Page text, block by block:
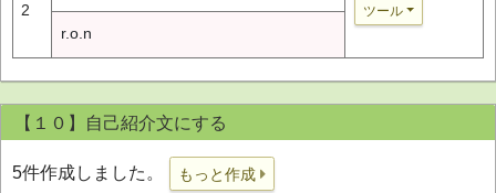
2 ツール
r.o.n
【１０】自己紹介文にする
5件作成しました。 もっと作成